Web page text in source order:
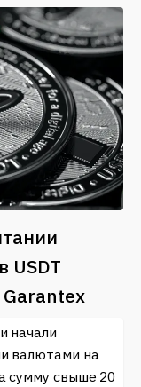
USDT
начали
валютами на
сумму свыше 20